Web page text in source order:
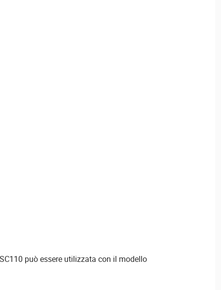
può essere utilizzata con il modello